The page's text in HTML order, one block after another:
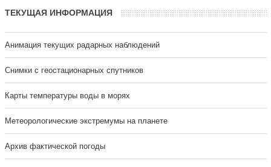
ТЕКУЩАЯ ИНФОРМАЦИЯ
Анимация текущих радарных наблюдений
Cнимки с геостационарных спутников
Карты температуры воды в морях
Метеорологические экстремумы на планете
Архив фактической погоды